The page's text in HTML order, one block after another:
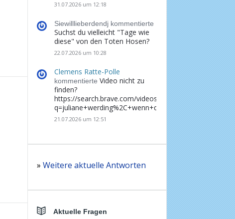
31.07.2026 um 12:18
Siewilllieberdendj kommentierte
Suchst du vielleicht "Tage wie
diese" von den Toten Hosen?
22.07.2026 um 10:28
Clemens Ratte-Polle
kommentierte Video nicht zu
finden?
https://search.brave.com/videos?
21.07.2026 um 12:51
» Weitere aktuelle Antworten
Aktuelle Fragen